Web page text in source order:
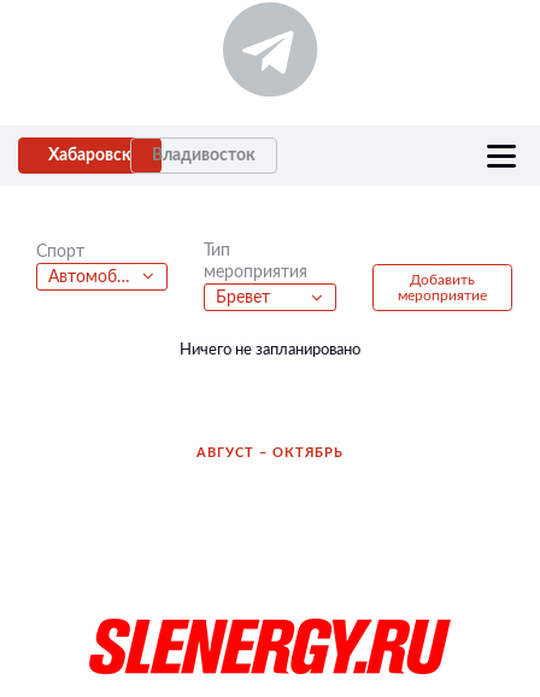
Хабаровск Владивосток
Спорт
Автомобильный спорт
Тип
мероприятия
Бревет
Добавить
мероприятие
Ничего не запланировано
АВГУСТ – ОКТЯБРЬ